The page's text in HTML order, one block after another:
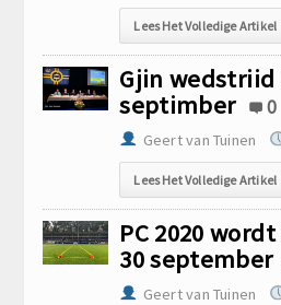
Lees Het Volledige Artikel
Gjin wedstriid
septimber
0
Geert van Tuinen
Lees Het Volledige Artikel
PC 2020
30 september
Geert van Tuinen